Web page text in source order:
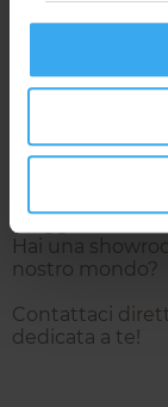
Rivenditori
Hai una
nostro mondo?
Contattaci
dedicata a te!